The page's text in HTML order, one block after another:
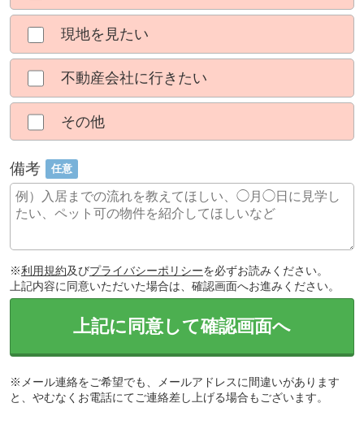
現地を見たい
不動産会社に行きたい
その他
備考 任意
※利用規約及びプライバシーポリシーを必ずお読みください。
上記内容に同意いただいた場合は、確認画面へお進みください。
上記に同意して確認画面へ
※メール連絡をご希望でも、メールアドレスに間違いがあります
と、やむなくお電話にてご連絡差し上げる場合もございます。